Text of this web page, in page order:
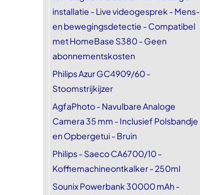
installatie - Live videogesprek - Mens-
en bewegingsdetectie - Compatibel
met HomeBase S380 - Geen
abonnementskosten
Philips Azur GC4909/60 -
Stoomstrijkijzer
AgfaPhoto - Navulbare Analoge
Camera 35 mm - Inclusief Polsbandje
en Opbergetui - Bruin
Philips - Saeco CA6700/10 -
Koffiemachineontkalker - 250ml
Sounix Powerbank 30000 mAh -